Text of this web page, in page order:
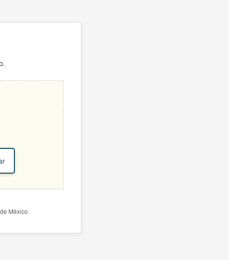
México.